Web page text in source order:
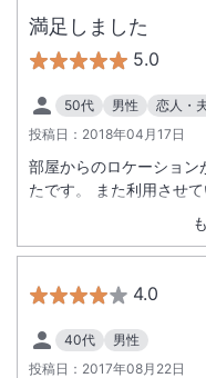
満足しました
5.0
50代 男性
恋人・
投稿日： 2018年04月17日
部屋からのロケーション
たです。 また利用させて
4.0
40代
男性
投稿日： 2017年08月22日